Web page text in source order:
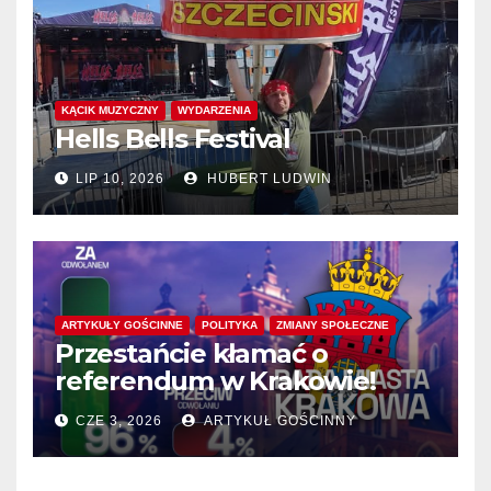
KĄCIK MUZYCZNY WYDARZENIA
Hells Bells Festival
LIP 10, 2026 HUBERT LUDWIN
ARTYKUŁY GOŚCINNE POLITYKA ZMIANY SPOŁECZNE
Przestańcie kłamać o
referendum w Krakowie!
CZE 3, 2026 ARTYKUŁ GOŚCINNY